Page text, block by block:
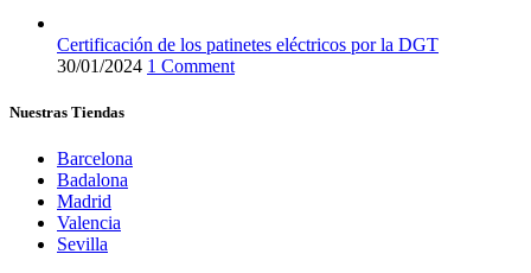
Certificación de los patinetes eléctricos por la DGT
30/01/2024 1 Comment
Nuestras Tiendas
Barcelona
Badalona
Madrid
Valencia
Sevilla